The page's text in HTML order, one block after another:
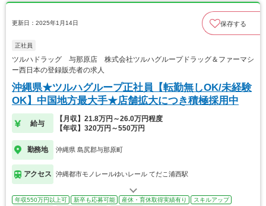
更新日：2025年1月14日 保存する
正社員
ツルハドラッグ 与那原店 株式会社ツルハグループドラッグ＆ファーマシ
ー西日本の登録販売者の求人
沖縄県★ツルハグループ正社員【転勤無しOK/未経験
OK】中国地方最大手★店舗拡大につき積極採用中
給与
【月収】21.8万円～26.0万円程度
【年収】320万円～550万円
勤務地 沖縄県 島尻郡与那原町
アクセス 沖縄都市モノレールゆいレール てだこ浦西駅
年収550万円以上可 新卒も応募可能 産休・育休取得実績有り
スキルアップ